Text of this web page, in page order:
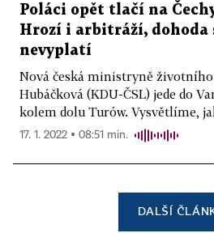
Poláci opět tlačí na
Hrozí i arbitráží, dohoda
nevyplatí
Nová česká ministryně
Hubáčková (KDU-ČSL) jede do
kolem dolu Turów. Vysvětlíme,
17. 1. 2022 ▪ 08:51 min.
DALŠÍ